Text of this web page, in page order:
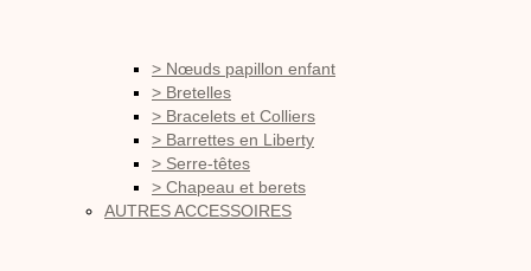
> Nœuds papillon enfant
> Bretelles
> Bracelets et Colliers
> Barrettes en Liberty
> Serre-têtes
> Chapeau et berets
AUTRES ACCESSOIRES